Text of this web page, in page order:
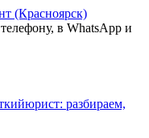
в WhatsApp и
: разбираем,